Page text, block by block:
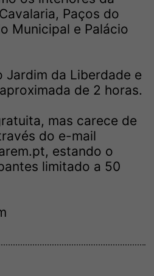
Paços do
Municipal e Palácio
Jardim da Liberdade e
de 2 horas.
mas carece de
do e-mail
estando o
limitado a 50